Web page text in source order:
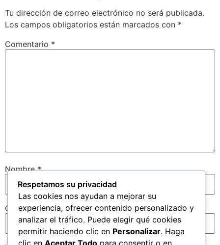
Tu dirección de correo electrónico no será publicada.
Los campos obligatorios están marcados con *
Comentario *
Nombre*
Correo electrónico*
Respetamos su privacidad
Las cookies nos ayudan a mejorar su
experiencia, ofrecer contenido personalizado y
analizar el tráfico. Puede elegir qué cookies
permitir haciendo clic en Personalizar. Haga